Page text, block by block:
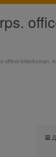
officer/infantryman,